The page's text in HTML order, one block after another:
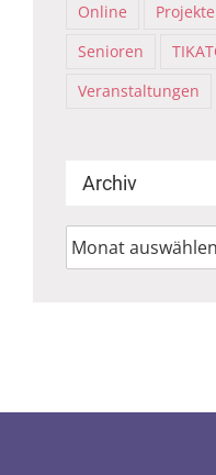
Online
Senioren
Veranstaltungen
Archiv
Archiv